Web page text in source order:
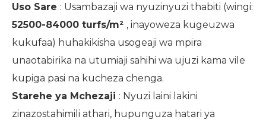
Uso Sare : Usambazaji wa nyuzinyuzi thabiti (wingi:
52500-84000 turfs/m² , inayoweza kugeuzwa
kukufaa) huhakikisha usogeaji wa mpira
unaotabirika na utumiaji sahihi wa ujuzi kama vile
kupiga pasi na kucheza chenga.
Starehe ya Mchezaji : Nyuzi laini lakini
zinazostahimili athari, hupunguza hatari ya